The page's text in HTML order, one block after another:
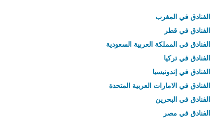
الفنادق في المغرب
الفنادق في قطر
الفنادق في المملكة العربية السعودية
الفنادق في تركيا
الفنادق في إندونيسيا
الفنادق في الامارات العربية المتحدة
الفنادق في البحرين
الفنادق في مصر